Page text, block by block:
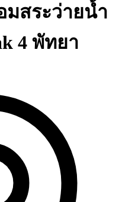
มสระว่ายน้ำ
4 พัทยา